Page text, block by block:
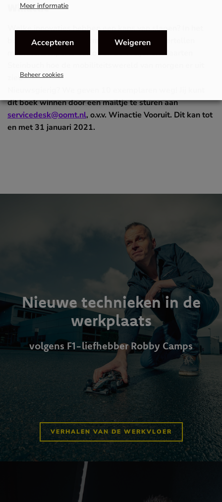
Winactie
Welke innovaties hebben een kans van slagen? In het
boek ‘Vooruit: de toekomst van mobiliteit’ vertellen
mobiliteitsexperts Carlo van de Weijer en Maarten
ziet.
dit boek winnen door een mailtje te sturen aan
servicedesk@oomt.nl, o.v.v. Winactie Vooruit. Dit kan tot
en met 31 januari 2021.
Nieuwe technieken in de
werkplaats
volgens F1-liefhebber Robby Camps
VERHALEN VAN DE WERKVLOER
Meer informatie
Accepteren Weigeren
Beheer cookies